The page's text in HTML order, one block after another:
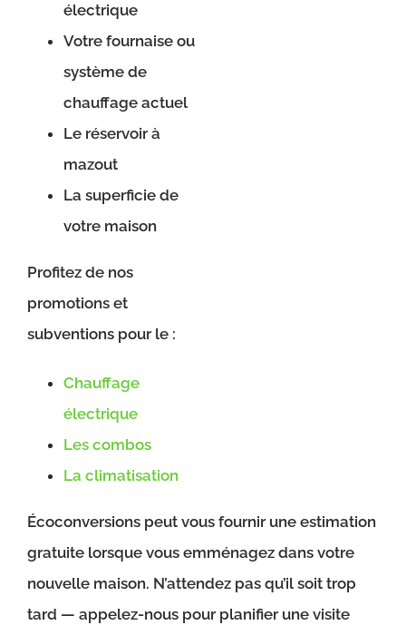
électrique
Votre fournaise ou
système de
chauffage actuel
Le réservoir à
mazout
La superficie de
votre maison
Profitez de nos
promotions et
subventions pour le :
Chauffage
électrique
Les combos
La climatisation
Écoconversions peut vous fournir une estimation
gratuite lorsque vous emménagez dans votre
nouvelle maison. N’attendez pas qu’il soit trop
tard — appelez-nous pour planifier une visite